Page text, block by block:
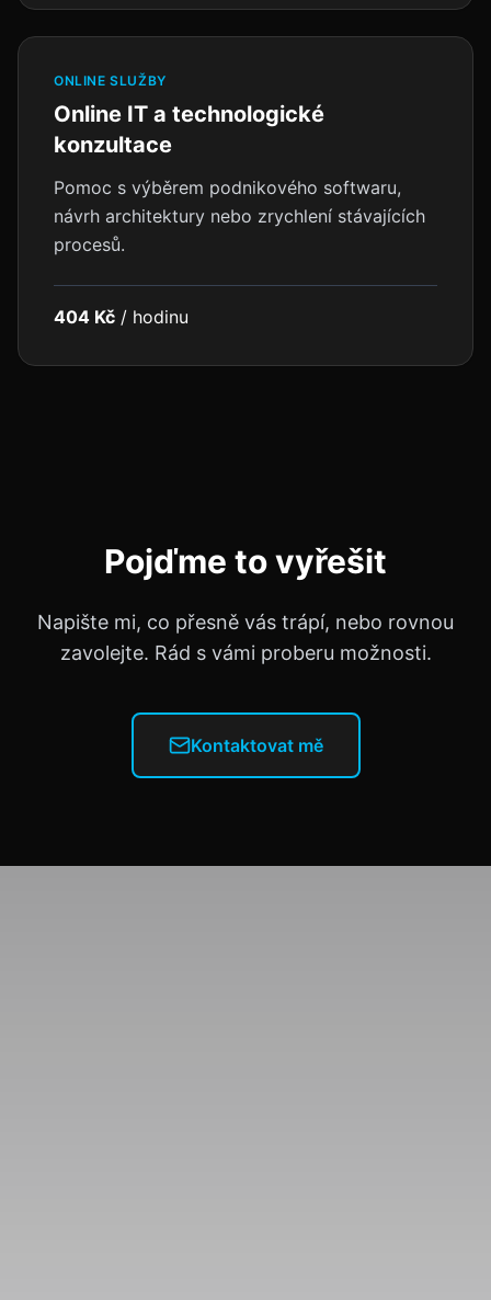
ONLINE SLUŽBY
Online IT a technologické
konzultace
Pomoc s výběrem podnikového softwaru,
návrh architektury nebo zrychlení stávajících
procesů.
404 Kč / hodinu
Pojďme to vyřešit
Napište mi, co přesně vás trápí, nebo rovnou
zavolejte. Rád s vámi proberu možnosti.
Kontaktovat mě